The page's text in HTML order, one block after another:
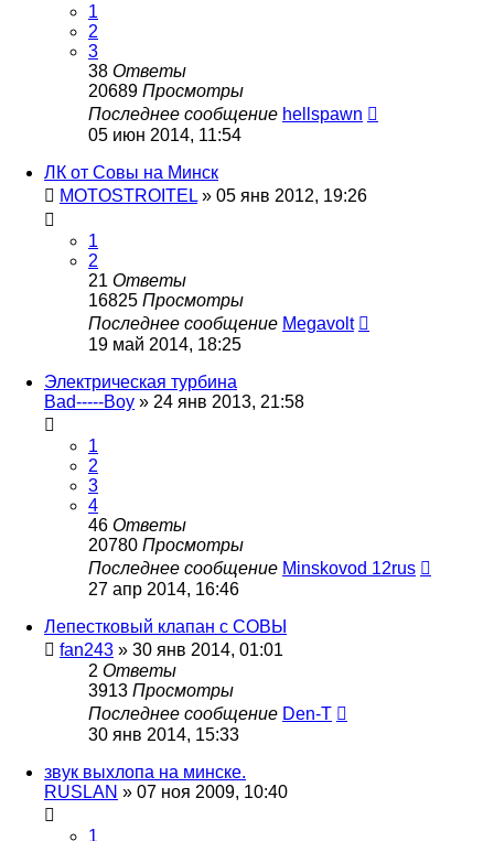
1
2
3
38 Ответы
20689 Просмотры
Последнее сообщение hellspawn
05 июн 2014, 11:54
ЛК от Совы на Минск
MOTOSTROITEL » 05 янв 2012, 19:26
1
2
21 Ответы
16825 Просмотры
Последнее сообщение Megavolt
19 май 2014, 18:25
Электрическая турбина
Bad-----Boy » 24 янв 2013, 21:58
1
2
3
4
46 Ответы
20780 Просмотры
Последнее сообщение Minskovod 12rus
27 апр 2014, 16:46
Лепестковый клапан с СОВЫ
fan243 » 30 янв 2014, 01:01
2 Ответы
3913 Просмотры
Последнее сообщение Den-T
30 янв 2014, 15:33
звук выхлопа на минске.
RUSLAN » 07 ноя 2009, 10:40
1